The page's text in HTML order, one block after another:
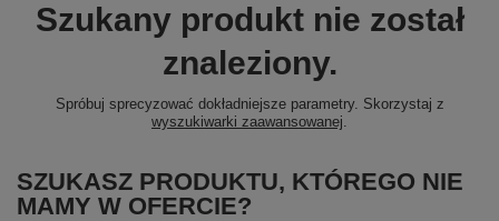
Szukany produkt nie został
znaleziony.
Spróbuj sprecyzować dokładniejsze parametry. Skorzystaj z
wyszukiwarki zaawansowanej.
SZUKASZ PRODUKTU, KTÓREGO NIE
MAMY W OFERCIE?